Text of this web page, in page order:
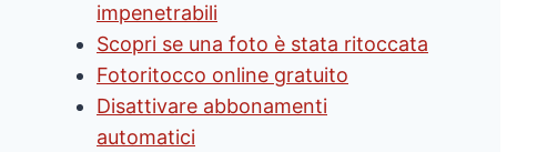
impenetrabili
Scopri se una foto è stata ritoccata
Fotoritocco online gratuito
Disattivare abbonamenti
automatici